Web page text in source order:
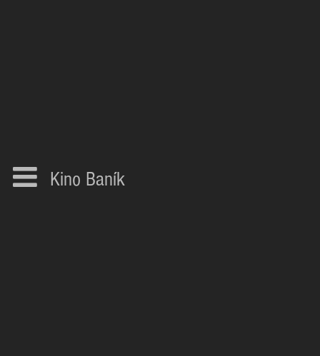
Kino Baník